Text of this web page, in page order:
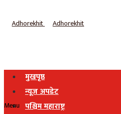
मुखपृष्ठ
न्यूज अपडेट
पश्चिम महाराष्ट्र
Menu